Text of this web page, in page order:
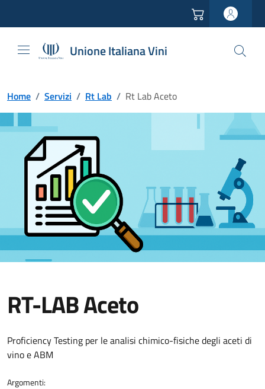
Unione Italiana Vini
Home / Servizi / Rt Lab / Rt Lab Aceto
RT-LAB Aceto
Proficiency Testing per le analisi chimico-fisiche degli aceti di
vino e ABM
Argomenti: